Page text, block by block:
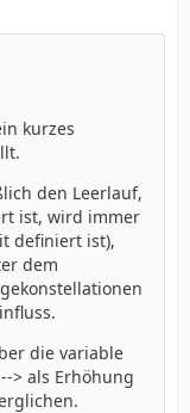
kurzes
den Leerlauf,
ist, wird immer
definiert ist),
dem
die variable
> als Erhöhung